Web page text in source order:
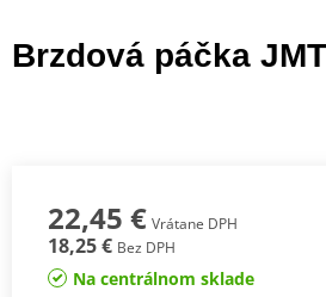
Brzdová páčka
22,45 € Vrátane DPH
18,25 € Bez DPH
Na centrálnom sklade